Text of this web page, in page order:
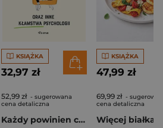
KSIĄŻKA
32,97 zł
52,99 zł - sugerowana
cena detaliczna
Każdy powinien chodzić na terapię oraz inne kłamstwa psychologii
KSIĄŻKA
47,99 zł
69,99 zł -
cena detaliczna